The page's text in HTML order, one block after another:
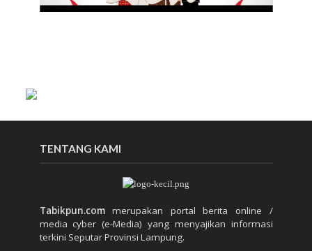
TENTANG KAMI
Tabikpun.commerupakan portal berita online /
media cyber (e-Media) yang menyajikan informasi
terkini Seputar Provinsi Lampung.